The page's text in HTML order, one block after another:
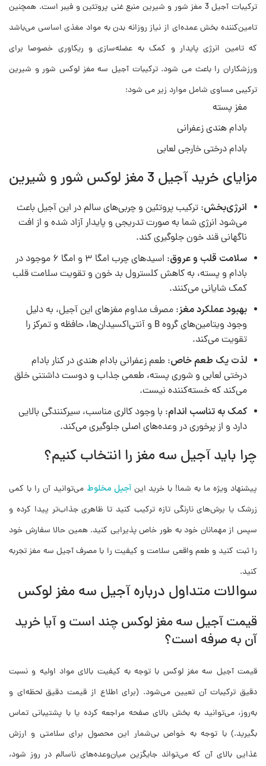
ترکیبات آجیل 3 مغز شور و شیرین منبع غنی پروتئین و فیبر است. همچنین
تامین‌کننده بخش عمده‌ای از نیاز روزانه بدن به مواد مغذی اساسی می‌باشد
که تامین انرژی پایدار و کمک به عضله‌سازی و ریکاوری خصوصا برای
ورزشکاران را باعث می شود. ترکیبات آجیل سه مغز لوکس شور و شیرین
ترکیبی مساوی شامل موارد زیر می شود:
مغز پسته
بادام هندی زعفرانی
بادام درختی خارجی لعابی
مزایای خرید آجیل 3 مغز لوکس شور و شیرین
انرژی‌بخش: ترکیب پروتئین و چربی‌های سالم در این آجیل باعث
می‌شود انرژی شما به صورت تدریجی و پایدار آزاد شده و از افت
ناگهانی قند خون جلوگیری کند.
سلامت قلب و عروق
: اسیدهای چرب امگا ۳ و امگا ۶ موجود در
بادام و پسته، به کاهش کلسترول بد خون و تقویت سلامت قلب
کمک شایانی می‌کنند.
بهبود عملکرد مغز: مصرف مداوم مغزهای این آجیل، به دلیل
وجود ویتامین‌های گروه B و آنتی‌اکسیدان‌ها، حافظه و تمرکز را
تقویت می‌کند.
لذت یک طعم خاص: طعم زعفرانی بادام هندی در کنار بادام
درختی لعابی و شوری پسته، طعمی جذاب و دوست داشتنی خلق
می‌کند که خسته‌کننده نیست.
کمک به تناسب اندام: با وجود کالری مناسب، سیرکنندگی بالایی
دارد و از پرخوری در وعده‌های اصلی جلوگیری می‌کند.
چرا باید آجیل سه مغز را انتخاب کنیم؟
پیشنهاد ویژه ما به شما! با خرید اینآجیل مخلوط می‌توانید آن را با کمی
زرشک یا برش‌های نارنگی تازه ترکیب کنید تا ظاهری جذاب‌تر پیدا کرده و
سپس از مهمانان خود به طور خاص پذیرایی کنید. همین حالا سفارش خود
را ثبت کنید و طعم واقعی سلامت و کیفیت را با مصرف آجیل سه مغز تجربه
کنید.
سوالات متداول درباره آجیل سه مغز لوکس
قیمت آجیل سه مغز لوکس چند است و آیا خرید
آن به صرفه است؟
قیمت آجیل سه مغز لوکس با توجه به کیفیت بالای مواد اولیه و نسبت
دقیق ترکیبات آن تعیین می‌شود. (برای اطلاع از قیمت دقیق لحظه‌ای و
به‌روز، می‌توانید به بخش بالای صفحه مراجعه کرده یا با پشتیبانی تماس
بگیرید.) با توجه به خواص بی‌شمار این محصول برای سلامتی و ارزش
غذایی بالای آن که می‌تواند جایگزین میان‌وعده‌های ناسالم در روز شود،